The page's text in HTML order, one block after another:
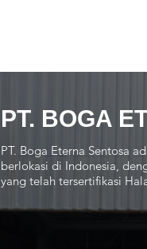
PT. BOGA
PT. Boga Eterna Sentosa
berlokasi di Indonesia,
yang telah tersertifikasi